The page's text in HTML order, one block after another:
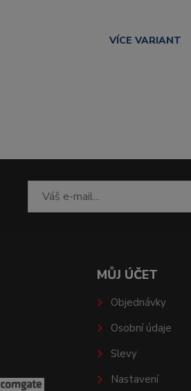
VÍCE VARIANT
MŮJ ÚČET
Objednávky
Osobní údaje
Slevy
Nastavení